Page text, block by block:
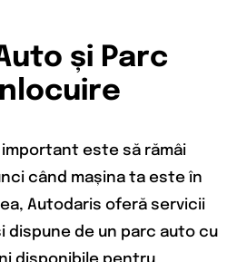
și Parc
este să rămâi
când mașina ta este în
Autodaris oferă servicii
dispune de un parc auto cu